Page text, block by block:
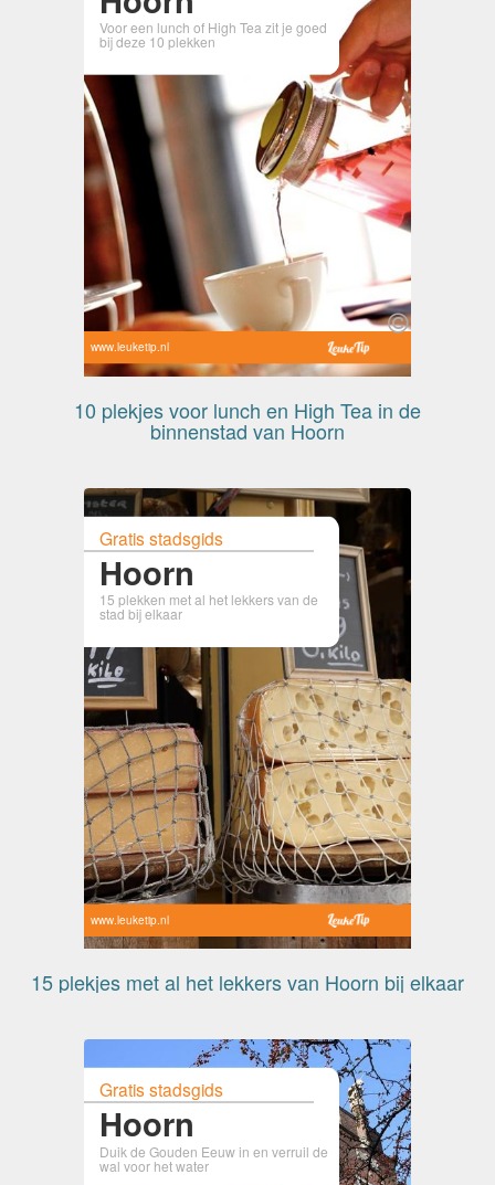
Voor een lunch of High Tea zit je goed
bij deze 10 plekken
www.leuketip.nl
10 plekjes voor lunch en High Tea in de
binnenstad van Hoorn
Gratis stadsgids
Hoorn
15 plekken met al het lekkers van de
stad bij elkaar
www.leuketip.nl
15 plekjes met al het lekkers van Hoorn bij elkaar
Gratis stadsgids
Hoorn
Duik de Gouden Eeuw in en verruil de
wal voor het water